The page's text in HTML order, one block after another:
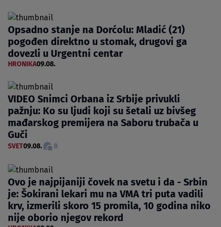
Opsadno stanje na Dorćolu: Mladić (21)
pogođen direktno u stomak, drugovi ga
dovezli u Urgentni centar
HRONIKA09.08.
VIDEO Snimci Orbana iz Srbije privukli
pažnju: Ko su ljudi koji su šetali uz bivšeg
mađarskog premijera na Saboru trubača u
Guči
SVET09.08. 8
Ovo je najpijaniji čovek na svetu i da - Srbin
je: Šokirani lekari mu na VMA tri puta vadili
krv, izmerili skoro 15 promila, 10 godina niko
nije oborio njegov rekord